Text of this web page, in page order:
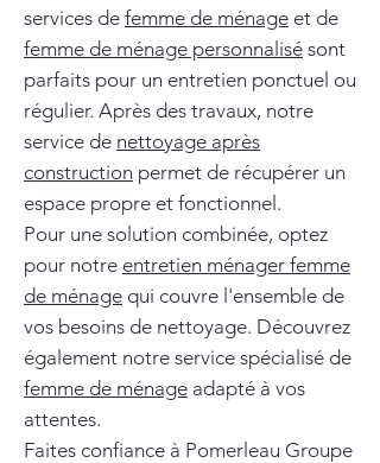
services de femme de ménage et de
femme de ménage personnalisé sont
parfaits pour un entretien ponctuel ou
régulier. Après des travaux, notre
service de nettoyage après
construction permet de récupérer un
espace propre et fonctionnel.
Pour une solution combinée, optez
pour notre entretien ménager femme
de ménage qui couvre l'ensemble de
vos besoins de nettoyage. Découvrez
également notre service spécialisé de
femme de ménage adapté à vos
attentes.
Faites confiance à Pomerleau Groupe